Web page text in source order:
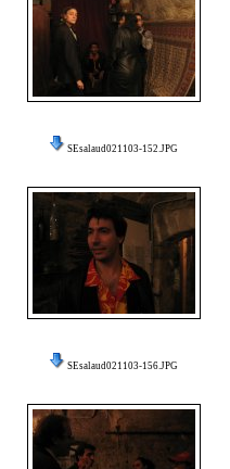
SEsalaud021103-152.JPG
SEsalaud021103-156.JPG